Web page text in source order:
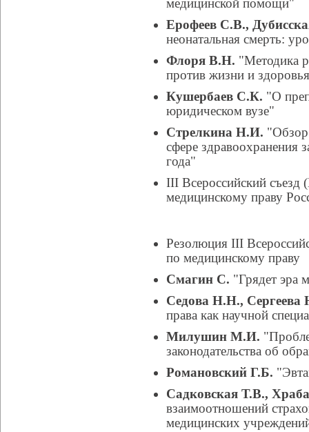
медицинской помощи"
Ерофеев С.В.,
неонатальная смерть:
Флоря В.Н. "Методика
против жизни и
Кушербаев С.К. "О
юридическом вузе"
Стрелкина Н.И. "Обзор
сфере здравоохранения
года"
III Всероссийский съезд
медицинскому праву
Резолюция III
по медицинскому праву
Смагин С. "Грядет эра
Седова Н.Н., Сергеева
права как научной
Милушин М.И.
законодательства об
Романовский Г.Б.
Садковская Т.В.,
взаимоотношений
медицинских